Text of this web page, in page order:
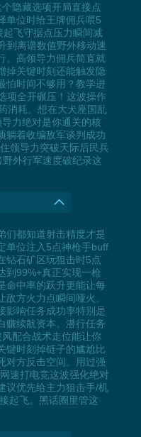
隐藏选项开局直接点
单位时给王牌佣兵喂5
飞守据点压力瞬间减
到离谱数值野外移动速
。高领导力佣兵简直就
掉关键时刻还能触发隐
怕时间不够用？教学进
项全开碾压！这波操作
消耗。想在大犬座国乱
力绝对是你通关的核
躺着收编敌军谈判成功
领导力突破天际后民兵
外行军速度破纪录这
们都知道射击精度才是
单位注入5点神枪手buff
钻石矿区玩狙击时5点
到99%+真正实现一枪
命中率的跃升更能让每
方火力点瞬间哑火。
影响任务成功率特别是
赚续航资本。潜行任务
配合战术走位能让你
键时刻掉链子的尴尬比
对方反击空间。用过强
速打电竞这波强化绝对
议优先给主力狙击手/机
起飞。黑话圈里管这